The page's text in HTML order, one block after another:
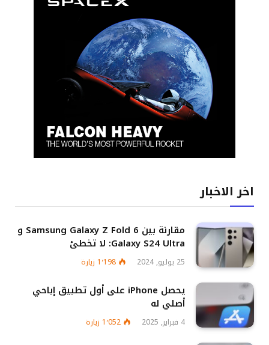
اخر الاخبار
مقارنة بين Samsung Galaxy Z Fold 6 و
Galaxy S24 Ultra: لا تخطئ
25 يوليو, 2024 1٬198 زيارة
يحصل iPhone على أول تطبيق إباحي
أصلي له
4 فبراير, 2025 1٬052 زيارة